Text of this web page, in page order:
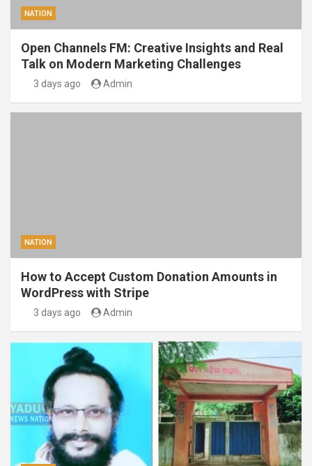
NATION
Open Channels FM: Creative Insights and Real
Talk on Modern Marketing Challenges
3 days ago Admin
NATION
How to Accept Custom Donation Amounts in
WordPress with Stripe
3 days ago Admin